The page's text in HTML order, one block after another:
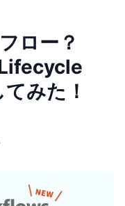
ロー？
みた！